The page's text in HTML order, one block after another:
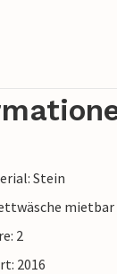
Stein
mietbar
2
2016